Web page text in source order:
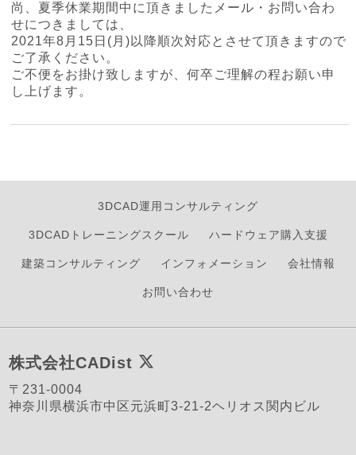
尚、夏季休業期間中に頂きましたメール・お問い合わ
せにつきましては、
2021年8月15日(月)以降順次対応とさせて頂きますので
ご了承ください。
ご不便をお掛け致しますが、何卒ご理解の程お願い申
し上げます。
3DCAD運用コンサルティング
3DCADトレーニングスクール ハードウェア購入支援
建築コンサルティング インフォメーション 会社情報
お問い合わせ
株式会社CADist
〒231-0004
神奈川県横浜市中区元浜町3-21-2ヘリオス関内ビル